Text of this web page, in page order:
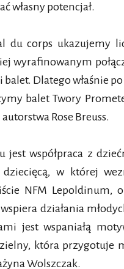
własny potencjał.
du corps ukazujemy
wyrafinowanym
Dlatego właśnie
balet Twory
Rose Breuss.
jest współpraca z
w której
NFM Lepoldinum,
działania
jest wspaniałą
która przygotuje
Wolszczak.